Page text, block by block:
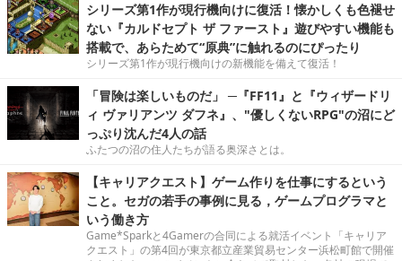
シリーズ第1作が現行機向けに復活！懐かしくも色褪せ
ない『カルドセプト ザ ファースト』遊びやすい機能も
搭載で、あらためて“原典”に触れるのにぴったり
シリーズ第1作が現行機向けの新機能を備えて復活！
「冒険は楽しいものだ」 ─『FF11』と『ウィザードリ
ィ ヴァリアンツ ダフネ』、"優しくないRPG"の沼にど
っぷり沈んだ4人の話
ふたつの沼の住人たちが語る奥深さとは。
【キャリアクエスト】ゲーム作りを仕事にするという
こと。セガの若手の事例に見る，ゲームプログラマと
いう働き方
Game*Sparkと4Gamerの合同による就活イベント「キャリア
クエスト」の第4回が東京都立産業貿易センター浜松町館で開催